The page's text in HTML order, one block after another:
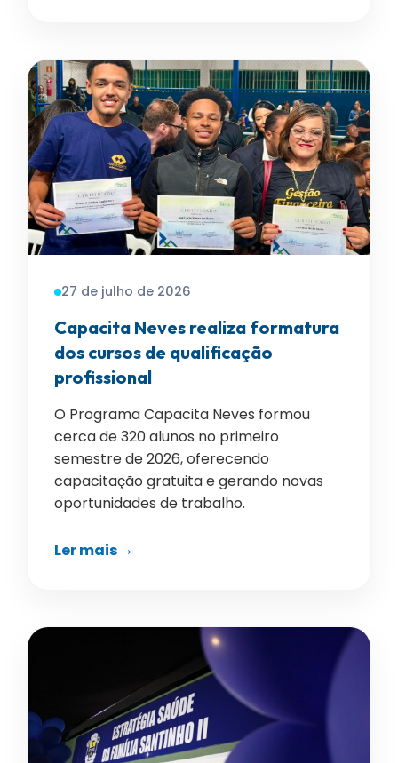
27 de julho de 2026
Capacita Neves realiza formatura
dos cursos de qualificação
profissional
O Programa Capacita Neves formou
cerca de 320 alunos no primeiro
semestre de 2026, oferecendo
capacitação gratuita e gerando novas
oportunidades de trabalho.
Ler mais